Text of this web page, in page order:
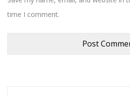
time I comment.